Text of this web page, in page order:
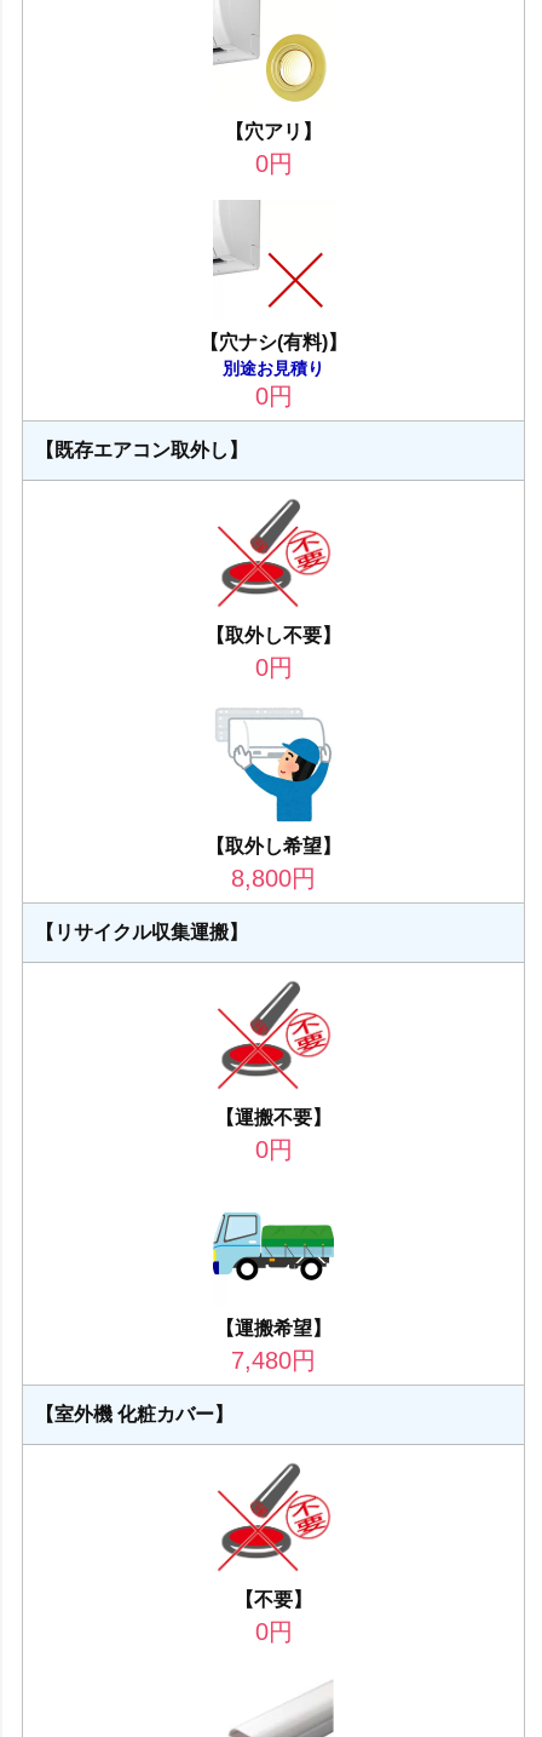
【穴アリ】
0円
【穴ナシ(有料)】
別途お見積り
0円
【既存エアコン取外し】
【取外し不要】
0円
【取外し希望】
8,800円
【リサイクル収集運搬】
【運搬不要】
0円
【運搬希望】
7,480円
【室外機 化粧カバー】
【不要】
0円